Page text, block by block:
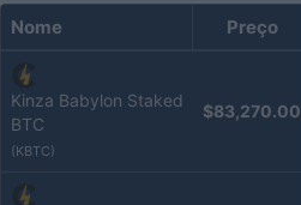
Nome Preço
Kinza Babylon Staked
BTC
(KBTC)
$83,270.00